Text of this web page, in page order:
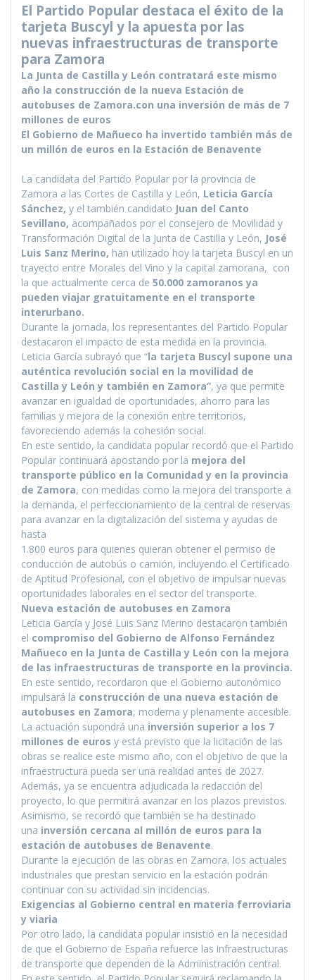
c
e
b
o
o
k
i
t
t
e
r
a
t
s
A
p
p
l
e
r
a
m
p
y
i
n
k
El Partido Popular destaca el éxito de la
tarjeta Buscyl y la apuesta por las
nuevas infraestructuras de transporte
para Zamora
La Junta de Castilla y León contratará este mismo
año la construcción de la nueva Estación de
autobuses de Zamora.con una inversión de más de 7
millones de euros
El Gobierno de Mañueco ha invertido también más de
un millón de euros en la Estación de Benavente
La candidata del Partido Popular por la provincia de
Zamora a las Cortes de Castilla y León, Leticia García
Sánchez, y el también candidato Juan del Canto
Sevillano, acompañados por el consejero de Movilidad y
Transformación Digital de la Junta de Castilla y León, José
Luis Sanz Merino, han utilizado hoy la tarjeta Buscyl en un
trayecto entre Morales del Vino y la capital zamorana, con
la que actualmente cerca de 50.000 zamoranos ya
pueden viajar gratuitamente en el transporte
interurbano.
Durante la jornada, los representantes del Partido Popular
destacaron el impacto de esta medida en la provincia.
Leticia García subrayó que “la tarjeta Buscyl supone una
auténtica revolución social en la movilidad de
Castilla y León y también en Zamora”, ya que permite
avanzar en igualdad de oportunidades, ahorro para las
familias y mejora de la conexión entre territorios,
favoreciendo además la cohesión social.
En este sentido, la candidata popular recordó que el Partido
Popular continuará apostando por la mejora del
transporte público en la Comunidad y en la provincia
de Zamora, con medidas como la mejora del transporte a
la demanda, el perfeccionamiento de la central de reservas
para avanzar en la digitalización del sistema y ayudas de
hasta
1.800 euros para quienes quieran obtener el permiso de
conducción de autobús o camión, incluyendo el Certificado
de Aptitud Profesional, con el objetivo de impulsar nuevas
oportunidades laborales en el sector del transporte.
Nueva estación de autobuses en Zamora
Leticia García y José Luis Sanz Merino destacaron también
el compromiso del Gobierno de Alfonso Fernández
Mañueco en la Junta de Castilla y León con la mejora
de las infraestructuras de transporte en la provincia.
En este sentido, recordaron que el Gobierno autonómico
impulsará la construcción de una nueva estación de
autobuses en Zamora, moderna y plenamente accesible.
La actuación supondrá una inversión superior a los 7
millones de euros y está previsto que la licitación de las
obras se realice este mismo año, con el objetivo de que la
infraestructura pueda ser una realidad antes de 2027.
Además, ya se encuentra adjudicada la redacción del
proyecto, lo que permitirá avanzar en los plazos previstos.
Asimismo, se recordó que también se ha destinado
una inversión cercana al millón de euros para la
estación de autobuses de Benavente.
Durante la ejecución de las obras en Zamora, los actuales
industriales que prestan servicio en la estación podrán
continuar con su actividad sin incidencias.
Exigencias al Gobierno central en materia ferroviaria
y viaria
Por otro lado, la candidata popular insistió en la necesidad
de que el Gobierno de España refuerce las infraestructuras
de transporte que dependen de la Administración central.